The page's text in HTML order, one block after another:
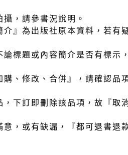
，請參書況說明。
』為出版社原本資料，若有
標題或內容簡介是否有標示
、修改、合併』，請確認品
下訂即刪除該品項，故『取
，或有缺漏，『都可退書退